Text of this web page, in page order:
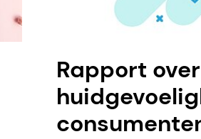
Rapport over